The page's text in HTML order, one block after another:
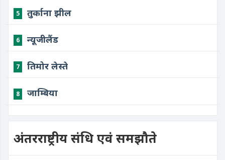
5 ​तुर्काना झील
6 ​न्यूजीलैंड
7 ​तिमोर लेस्ते
8 जाम्बिया
अंतरराष्ट्रीय संधि एवं समझौते